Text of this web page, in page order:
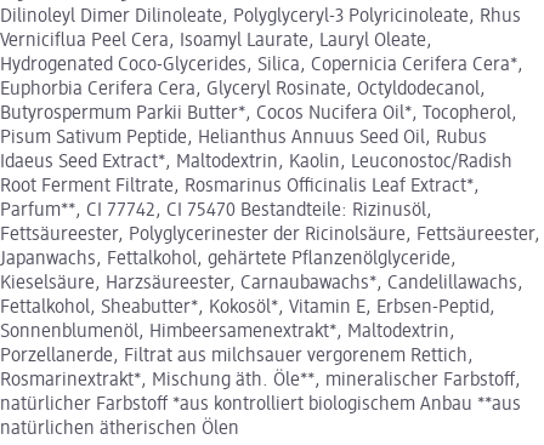
Dilinoleyl Dimer Dilinoleate, Polyglyceryl-3 Polyricinoleate, Rhus
Verniciflua Peel Cera, Isoamyl Laurate, Lauryl Oleate,
Hydrogenated Coco-Glycerides, Silica, Copernicia Cerifera Cera*,
Euphorbia Cerifera Cera, Glyceryl Rosinate, Octyldodecanol,
Butyrospermum Parkii Butter*, Cocos Nucifera Oil*, Tocopherol,
Pisum Sativum Peptide, Helianthus Annuus Seed Oil, Rubus
Idaeus Seed Extract*, Maltodextrin, Kaolin, Leuconostoc/Radish
Root Ferment Filtrate, Rosmarinus Officinalis Leaf Extract*,
Parfum**, CI 77742, CI 75470 Bestandteile: Rizinusöl,
Fettsäureester, Polyglycerinester der Ricinolsäure, Fettsäureester,
Japanwachs, Fettalkohol, gehärtete Pflanzenölglyceride,
Kieselsäure, Harzsäureester, Carnaubawachs*, Candelillawachs,
Fettalkohol, Sheabutter*, Kokosöl*, Vitamin E, Erbsen-Peptid,
Sonnenblumenöl, Himbeersamenextrakt*, Maltodextrin,
Porzellanerde, Filtrat aus milchsauer vergorenem Rettich,
Rosmarinextrakt*, Mischung äth. Öle**, mineralischer Farbstoff,
natürlicher Farbstoff *aus kontrolliert biologischem Anbau **aus
natürlichen ätherischen Ölen